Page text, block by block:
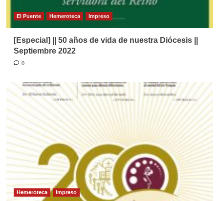
El Puente Hemeroteca Impreso
[Especial] || 50 años de vida de nuestra Diócesis ||
Septiembre 2022
0
Hemeroteca Impreso